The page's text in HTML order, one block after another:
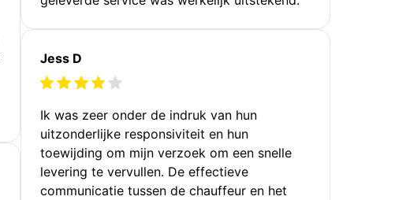
Jess D
Ik was zeer onder de indruk van hun
uitzonderlijke responsiviteit en hun
toewijding om mijn verzoek om een snelle
levering te vervullen. De effectieve
communicatie tussen de chauffeur en het